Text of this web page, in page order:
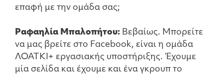
επαφή με την ομάδα σας;
Ραφαηλία Μπαλοπήτου: Βεβαίως. Μπορείτε
να μας βρείτε στο Facebook, είναι η ομάδα
ΛΟΑΤΚΙ+ εργασιακής υποστήριξης. Έχουμε
μία σελίδα και έχουμε και ένα γκρουπ το